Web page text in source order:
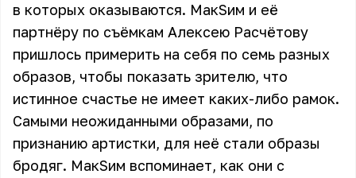
в которых оказываются. МакSим и её
партнёру по съёмкам Алексею Расчётову
пришлось примерить на себя по семь разных
образов, чтобы показать зрителю, что
истинное счастье не имеет каких-либо рамок.
Самыми неожиданными образами, по
признанию артистки, для неё стали образы
бродяг. МакSим вспоминает, как они с